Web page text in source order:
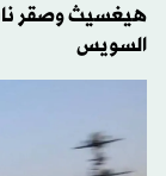
هيغسيث وصقر
السويس